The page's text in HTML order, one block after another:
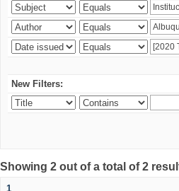
New Filters:
Showing 2 out of a total of 2
1